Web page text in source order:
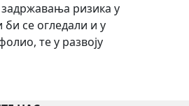
ризика у
се огледали и у
те у развоју